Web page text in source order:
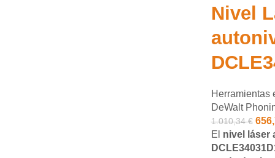
Nivel
Herramientas
DeWalt
1.010,34€
El nivel láser